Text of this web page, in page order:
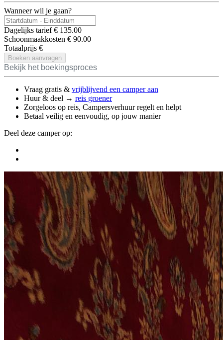
Wanneer wil je gaan?
Dagelijks tarief € 135.00
Schoonmaakkosten € 90.00
Totaalprijs €
Boeken aanvragen
Bekijk het boekingsproces
Vraag gratis & vrijblijvend een camper aan
Huur & deel → reis groener
Zorgeloos op reis, Campersverhuur regelt en helpt
Betaal veilig en eenvoudig, op jouw manier
Deel deze camper op: